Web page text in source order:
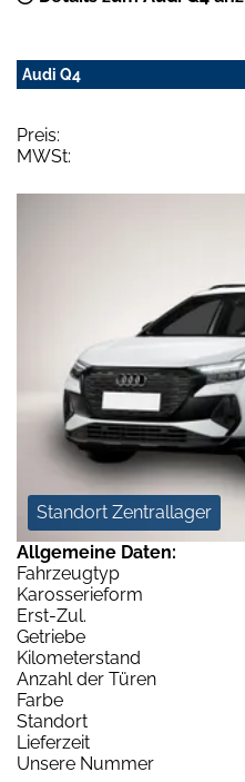
Audi Q4
Preis:
MWSt:
Standort Zentrallager
Allgemeine Daten:
Fahrzeugtyp
Karosserieform
Erst-Zul.
Getriebe
Kilometerstand
Anzahl der Türen
Farbe
Standort
Lieferzeit
Unsere Nummer